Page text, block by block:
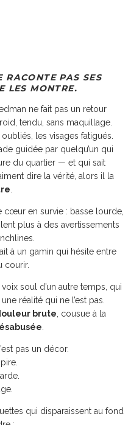
RACONTE PAS SES
LES MONTRE.
ne fait pas un retour
froid, tendu, sans maquillage.
les visages fatigués.
guidée par quelqu’un qui
du quartier — et qui sait
dire la vérité, alors il la
cœur en survie : basse lourde,
plus à des avertissements
à un gamin qui hésite entre
courir.
, voix soul d’un autre temps, qui
réalité qui ne l’est pas.
brute , cousue à la
pas un décor.
qui disparaissent au fond